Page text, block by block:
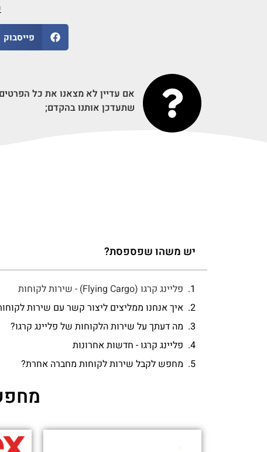
פייסבוק
אם עדיין לא מצאנו את כל
שתעדכן אותנו בהקדם;
יש משהו שפספסת?
פליינג קרגו (Flying Cargo) - שירות לקוחות
איך אנחנו ממליצים ליצור קשר עם שירות
מה דעתך על שירות הלקוחות של פליינג קרגו?
פליינג קרגו - חדשות אחרונות
מחפש לקבל שירות לקוחות מחברה אחרת?